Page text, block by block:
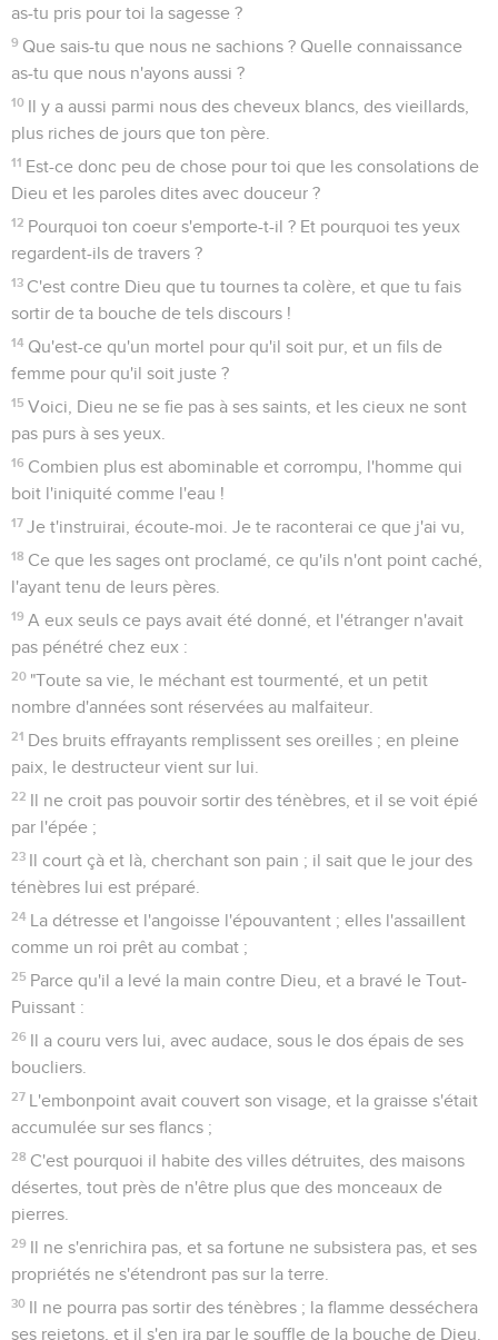
as-tu pris pour toi la sagesse ?
9 Que sais-tu que nous ne sachions ? Quelle connaissance
as-tu que nous n'ayons aussi ?
10 Il y a aussi parmi nous des cheveux blancs, des vieillards,
plus riches de jours que ton père.
11 Est-ce donc peu de chose pour toi que les consolations de
Dieu et les paroles dites avec douceur ?
12 Pourquoi ton coeur s'emporte-t-il ? Et pourquoi tes yeux
regardent-ils de travers ?
13 C'est contre Dieu que tu tournes ta colère, et que tu fais
sortir de ta bouche de tels discours !
14 Qu'est-ce qu'un mortel pour qu'il soit pur, et un fils de
femme pour qu'il soit juste ?
15 Voici, Dieu ne se fie pas à ses saints, et les cieux ne sont
pas purs à ses yeux.
16 Combien plus est abominable et corrompu, l'homme qui
boit l'iniquité comme l'eau !
17 Je t'instruirai, écoute-moi. Je te raconterai ce que j'ai vu,
18 Ce que les sages ont proclamé, ce qu'ils n'ont point caché,
l'ayant tenu de leurs pères.
19 A eux seuls ce pays avait été donné, et l'étranger n'avait
pas pénétré chez eux :
20 "Toute sa vie, le méchant est tourmenté, et un petit
nombre d'années sont réservées au malfaiteur.
21 Des bruits effrayants remplissent ses oreilles ; en pleine
paix, le destructeur vient sur lui.
22 Il ne croit pas pouvoir sortir des ténèbres, et il se voit épié
par l'épée ;
23 Il court çà et là, cherchant son pain ; il sait que le jour des
ténèbres lui est préparé.
24 La détresse et l'angoisse l'épouvantent ; elles l'assaillent
comme un roi prêt au combat ;
25 Parce qu'il a levé la main contre Dieu, et a bravé le Tout-
Puissant :
26 Il a couru vers lui, avec audace, sous le dos épais de ses
boucliers.
27 L'embonpoint avait couvert son visage, et la graisse s'était
accumulée sur ses flancs ;
28 C'est pourquoi il habite des villes détruites, des maisons
désertes, tout près de n'être plus que des monceaux de
pierres.
29 Il ne s'enrichira pas, et sa fortune ne subsistera pas, et ses
propriétés ne s'étendront pas sur la terre.
30 Il ne pourra pas sortir des ténèbres ; la flamme desséchera
ses rejetons, et il s'en ira par le souffle de la bouche de Dieu.